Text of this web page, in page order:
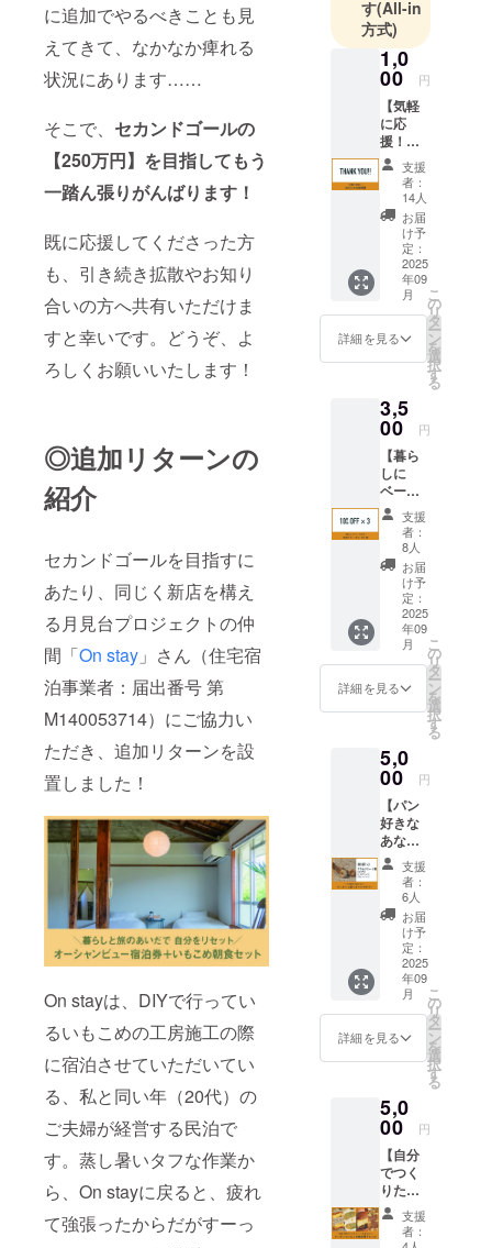
に追加でやるべきことも見
えてきて、なかなか痺れる
状況にあります……
そこで、 セカンドゴールの
【250万円】を目指してもう
一踏ん張りがんばります！
既に応援してくださった方
も、引き続き拡散やお知り
合いの方へ共有いただけま
すと幸いです。どうぞ、よ
ろしくお願いいたします！
◎追加リターンの
紹介
セカンドゴールを目指すに
あたり、同じく新店を構え
る月見台プロジェクトの仲
間「On stay 」さん（住宅宿
泊事業者：届出番号 第
M140053714）にご協力い
ただき、追加リターンを設
置しました！
On stayは、DIYで行ってい
るいもこめの工房施工の際
に宿泊させていただいてい
る、私と同い年（20代）の
ご夫婦が経営する民泊で
す。蒸し暑いタフな作業か
ら、On stayに戻ると、疲れ
て強張ったからだがすーっ
けします。
す(All-in
方式)
1,0
00 円
【気軽
に応
援！】
お礼と
お名前
掲示 ・
感謝の
メー
ル、店
内にお
名前の
掲示 ※
店舗を
オープ
ンする
2025年
お名前
を掲示
してい
るとこ
ろの写
真を添
えて、
感謝の
メール
をお送
りしま
す ※支
援時、
必ず備
考欄に
希望さ
れるお
い。
支援
者：
14人
お届
け予
定：
2025
年09
月
詳細を見る
こ
の
リ
タ
ー
ン
を
選
択
す
る
3,5
00 円
【暮ら
しに
ベーグ
ルを】
10%オ
フクー
ポン×3
ンライ
ン販売
で10％
オフと
なるデ
ジタル
クーポ
ン×3枚
用方法
＝ クー
ポン
は、オ
ンライ
ンスト
ア
（https:
//imo17
01139.o
wndsho
p.com/
）にて
ご利用
いただ
けます
＝クー
年10月
から
2026年
3月末ま
で ※ご
使用
は、
2,500円
支援
者：
8人
お届
け予
定：
2025
年09
月
詳細を見る
こ
の
リ
タ
ー
ン
を
選
択
す
る
5,0
00 円
【パン
好きな
あなた
へ】
ベーグ
ルクー
ポン＋
選べる
ベーグ
ルアク
セサ
リー ・
オンラ
イン販
売で
10％オ
るデジ
タル
クーポ
ン×3枚
・陶器
のベー
グルア
クセサ
支援
者：
6人
お届
け予
定：
2025
年09
月
詳細を見る
こ
の
リ
タ
ー
ン
を
選
択
す
る
5,0
00 円
【自分
でつく
りたい
スイー
トなあ
なた
支援
者：